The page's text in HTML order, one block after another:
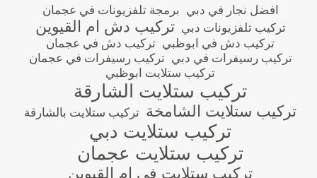
افضل نجار في دبي برمجة تلفزيونات في عجمان
تركيب تلفزيونات دبي تركيب دش ام القيوين
تركيب دش في ابوظبي تركيب دش في عجمان
تركيب رسيفرات في دبي تركيب رسيفرات في عجمان
تركيب ستلايت ابوظبي
تركيب ستلايت الشارقة
تركيب ستلايت الشامخة تركيب ستلايت بالشارقة
تركيب ستلايت دبي
تركيب ستلايت عجمان
تركيب ستلايت في ام القيوين